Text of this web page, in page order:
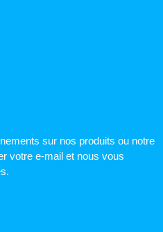
sur nos produits ou notre
votre e-mail et nous vous